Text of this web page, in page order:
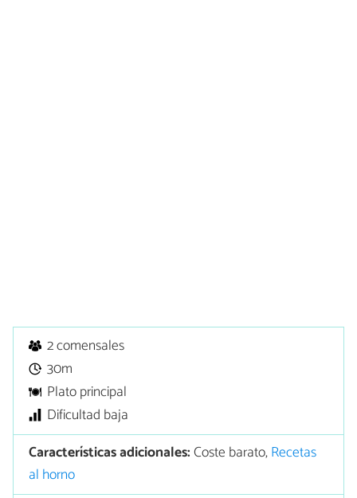
2 comensales
30m
Plato principal
Dificultad baja
Características adicionales:Coste barato,Recetas
al horno